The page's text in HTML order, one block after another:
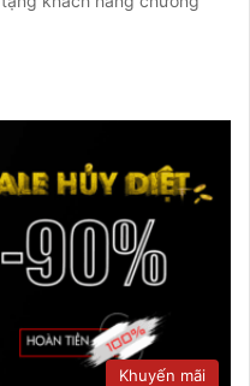
Khuyến mãi